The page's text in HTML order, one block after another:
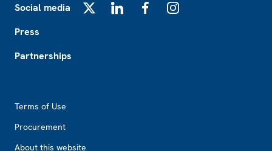
Social media
Press
Partnerships
Terms of Use
Procurement
About this website